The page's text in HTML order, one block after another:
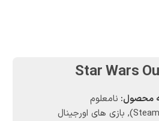
Star Wars
محصول: نامعلوم
, بازی های اورجینال